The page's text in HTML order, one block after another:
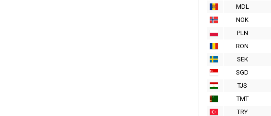
MDL
NOK
PLN
RON
SEK
SGD
TJS
TMT
TRY